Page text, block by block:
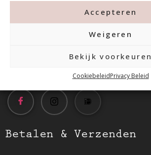
Accepteren
Weigeren
Bekijk voorkeuren
CookiebeleidPrivacy Beleid
Tanthofdreef 7 2623 EW Delft
info@mfacademy.nl
Betalen & Verzenden